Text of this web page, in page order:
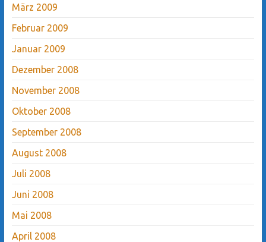
März 2009
Februar 2009
Januar 2009
Dezember 2008
November 2008
Oktober 2008
September 2008
August 2008
Juli 2008
Juni 2008
Mai 2008
April 2008